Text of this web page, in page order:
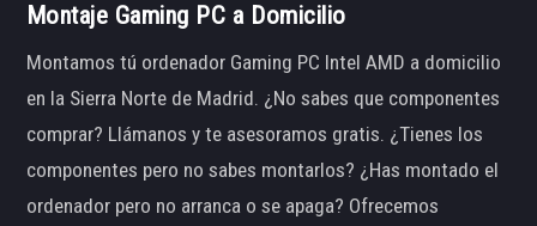
Montaje Gaming PC a Domicilio
Montamos tú ordenador Gaming PC Intel AMD a domicilio
en la Sierra Norte de Madrid. ¿No sabes que componentes
comprar? Llámanos y te asesoramos gratis. ¿Tienes los
componentes pero no sabes montarlos? ¿Has montado el
ordenador pero no arranca o se apaga? Ofrecemos